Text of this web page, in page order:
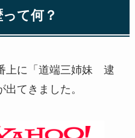
て何？
上に「道端三姉妹 逮
てきました。